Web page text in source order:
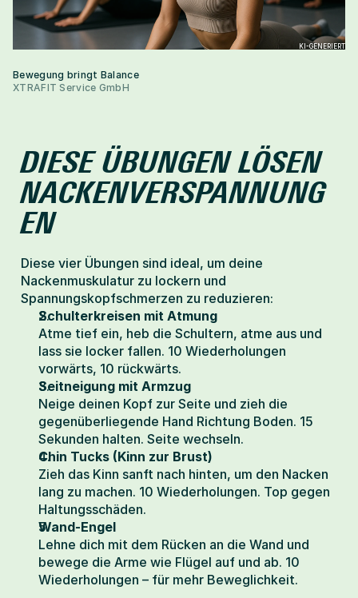
KI-GENERIERT
Bewegung bringt Balance
XTRAFIT Service GmbH
DIESE ÜBUNGEN LÖSEN
NACKENVERSPANNUNG
EN
Diese vier Übungen sind ideal, um deine
Nackenmuskulatur zu lockern und
Spannungskopfschmerzen zu reduzieren:
Schulterkreisen mit Atmung
Atme tief ein, heb die Schultern, atme aus und
lass sie locker fallen. 10 Wiederholungen
vorwärts, 10 rückwärts.
Seitneigung mit Armzug
Neige deinen Kopf zur Seite und zieh die
gegenüberliegende Hand Richtung Boden. 15
Sekunden halten. Seite wechseln.
Chin Tucks (Kinn zur Brust)
Zieh das Kinn sanft nach hinten, um den Nacken
lang zu machen. 10 Wiederholungen. Top gegen
Haltungsschäden.
Wand-Engel
Lehne dich mit dem Rücken an die Wand und
bewege die Arme wie Flügel auf und ab. 10
Wiederholungen – für mehr Beweglichkeit.